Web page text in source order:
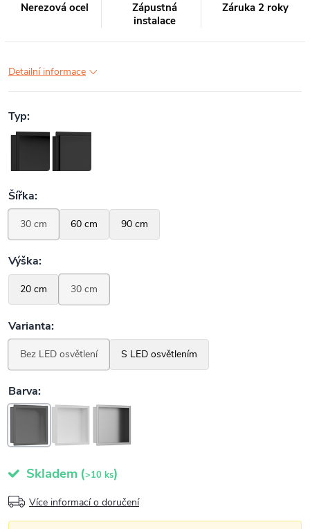
Nerezová ocel
Zápustná
instalace
Záruka 2 roky
Detailní informace
Skladem (>10 ks)
Více informací o doručení